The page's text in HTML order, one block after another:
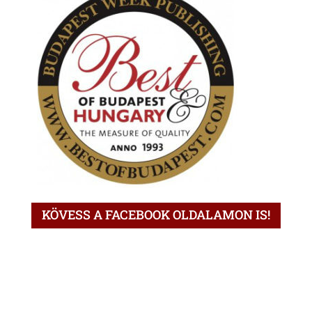
KÖVESS A FACEBOOK OLDALAMON IS!